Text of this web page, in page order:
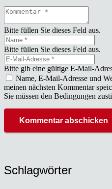
Bitte füllen Sie dieses Feld aus.
Bitte füllen Sie dieses Feld aus.
Bitte gib eine gültige E-Mail-
Name, E-Mail-Adresse und
meinen nächsten Kommentar
Sie müssen den Bedingungen
Kommentar abschicken
Schlag­wör­ter